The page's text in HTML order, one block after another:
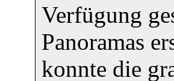
Verfügung
Panoramas
konnte die